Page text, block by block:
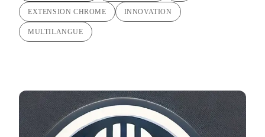
EXTENSION CHROME INNOVATION
MULTILANGUE